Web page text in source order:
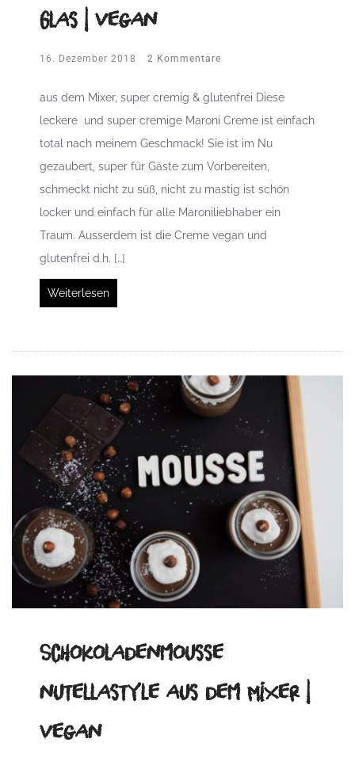
Glas | vegan
16. Dezember 2018 2 Kommentare
aus dem Mixer, super cremig & glutenfrei Diese
leckere und super cremige Maroni Creme ist einfach
total nach meinem Geschmack! Sie ist im Nu
gezaubert, super für Gäste zum Vorbereiten,
schmeckt nicht zu süß, nicht zu mastig ist schön
locker und einfach für alle Maroniliebhaber ein
Traum. Ausserdem ist die Creme vegan und
glutenfrei d.h. […]
Weiterlesen
Schokoladenmousse
nutellastyle aus dem Mixer |
vegan